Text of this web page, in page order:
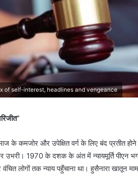
of self-interest, headlines and vengeance
के कमजोर और उपेक्षित वर्ग के लिए बंद प्रतीत
1970 के दशक के अंत में न्यायमूर्ति पीएन
लोगों तक न्याय पहुँचाना था। हुसैनारा खातून